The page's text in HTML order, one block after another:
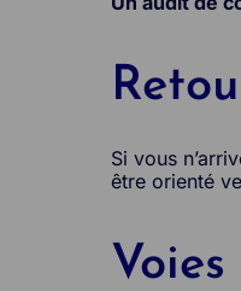
Si vous
être orienté